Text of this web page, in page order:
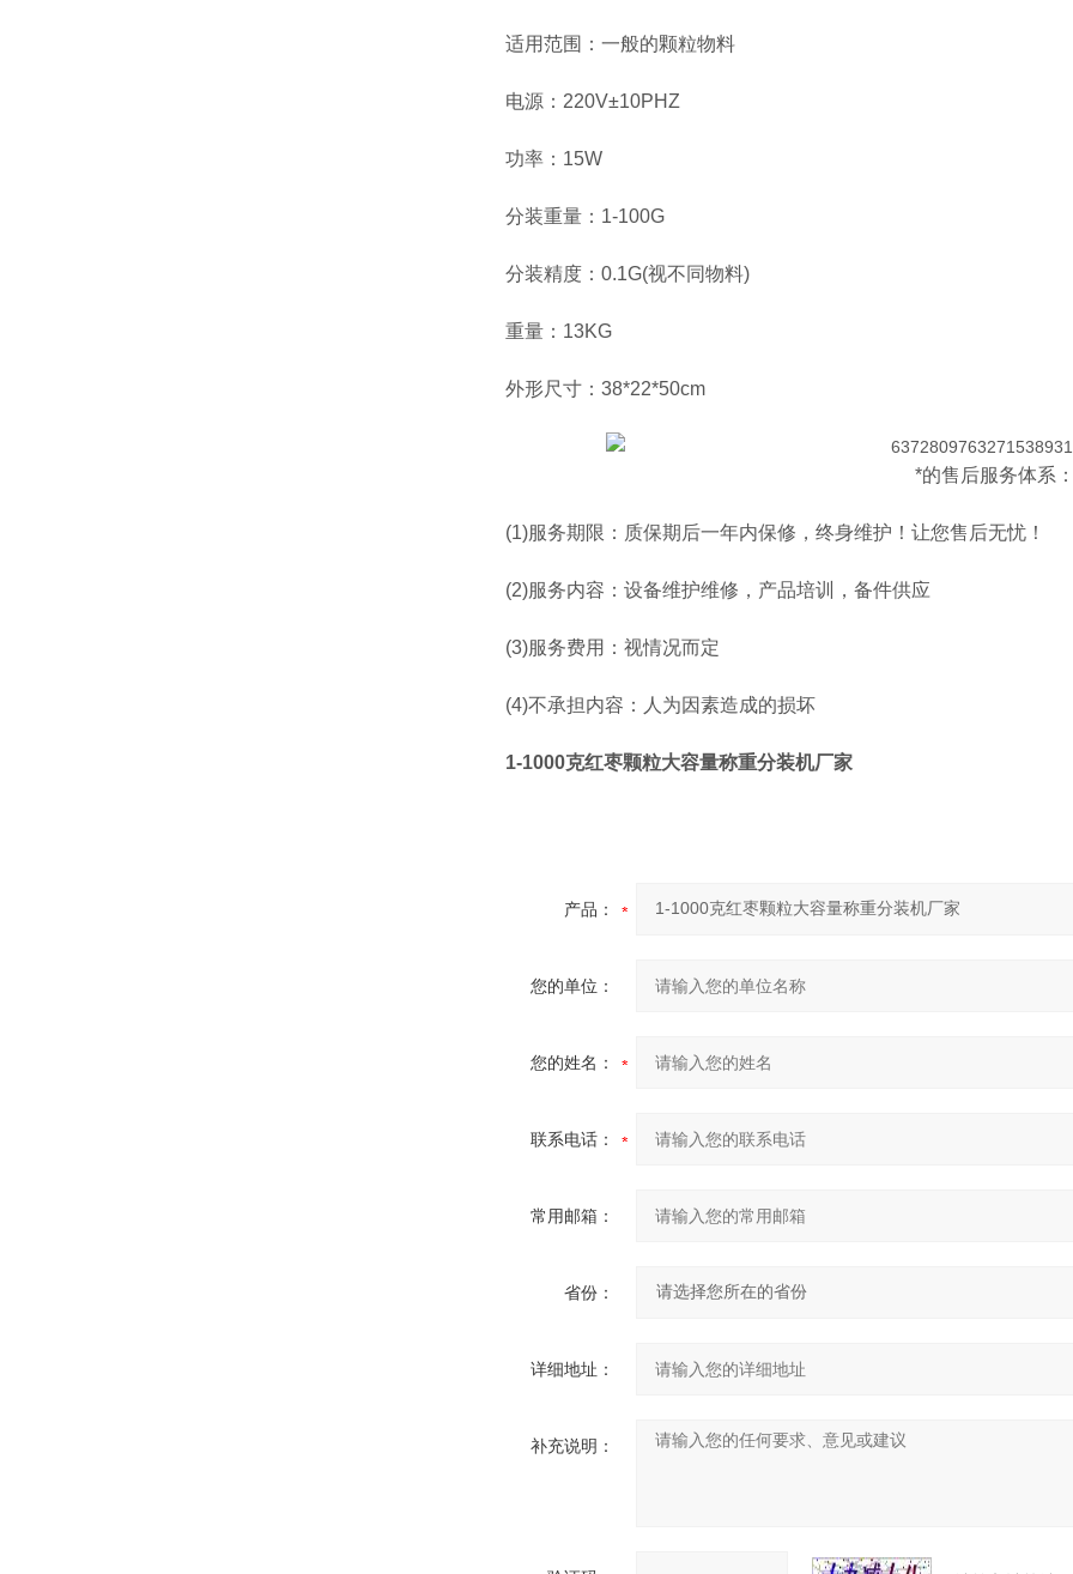
适用范围：一般的颗粒物料
电源：220V±10PHZ
功率：15W
分装重量：1-100G
分装精度：0.1G(视不同物料)
重量：13KG
外形尺寸：38*22*50cm
*的售后服务体系
(1)服务期限：质保期后一年内保修，终身维护！让您售后无忧！
(2)服务内容：设备维护维修，产品培训，备件供应
(3)服务费用：视情况而定
(4)不承担内容：人为因素造成的损坏
1-1000克红枣颗粒大容量称重分装机厂家
产品：
您的单位：
您的姓名：
联系电话：
常用邮箱：
省份：
详细地址：
补充说明：